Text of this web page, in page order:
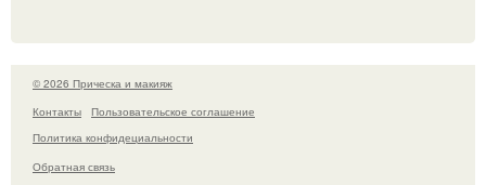
© 2026 Прическа и макияж
Контакты
Пользовательское соглашение
Политика конфидециальности
Обратная связь